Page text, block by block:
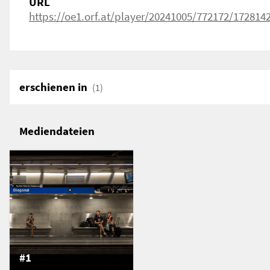
https://oe1.orf.at/player/20241005/772172/
erschienen in (1)
Mediendateien
#1